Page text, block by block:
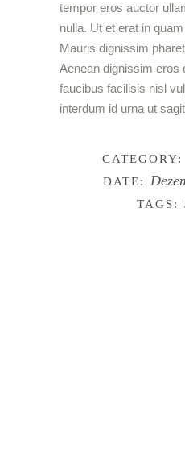
tempor eros auctor
nulla. Ut et erat in
Mauris dignissim
Aenean dignissim eros
faucibus facilisis nisl
interdum id urna ut
CATEGORY:
DATE:
TAGS: